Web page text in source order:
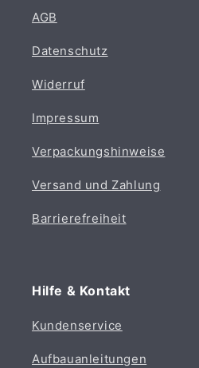
AGB
Datenschutz
Widerruf
Impressum
Verpackungshinweise
Versand und Zahlung
Barrierefreiheit
Hilfe & Kontakt
Kundenservice
Aufbauanleitungen